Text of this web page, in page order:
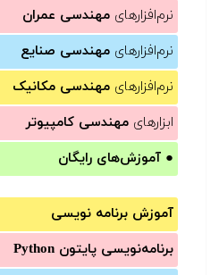
نرم‌افزارهای مهندسی عمران
نرم‌افزارهای مهندسی صنایع
نرم‌افزارهای مهندسی مکانیک
ابزارهای مهندسی کامپیوتر
● آموزش‌های رایگان
آموزش برنامه نویسی
برنامه‌نویسی پایتون Python